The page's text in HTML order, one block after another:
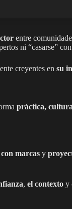
entre
ni “casarse”
creyentes en su
práctica,
marcas y
, el contexto y